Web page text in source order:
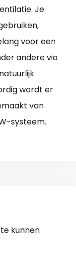
Je
voor een
andere via
wordt er
van
systeem.
kunnen